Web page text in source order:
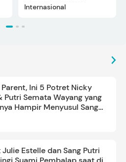
Internasional
Parent, Ini 5 Potret Nicky
Putri Semata Wayang yang
Hampir Menyusul Sang
Estelle dan Sang Putri